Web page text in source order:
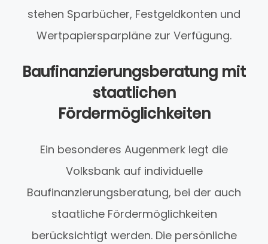
stehen Sparbücher, Festgeldkonten und
Wertpapiersparpläne zur Verfügung.
Baufinanzierungsberatung mit
staatlichen
Fördermöglichkeiten
Ein besonderes Augenmerk legt die
Volksbank auf individuelle
Baufinanzierungsberatung, bei der auch
staatliche Fördermöglichkeiten
berücksichtigt werden. Die persönliche